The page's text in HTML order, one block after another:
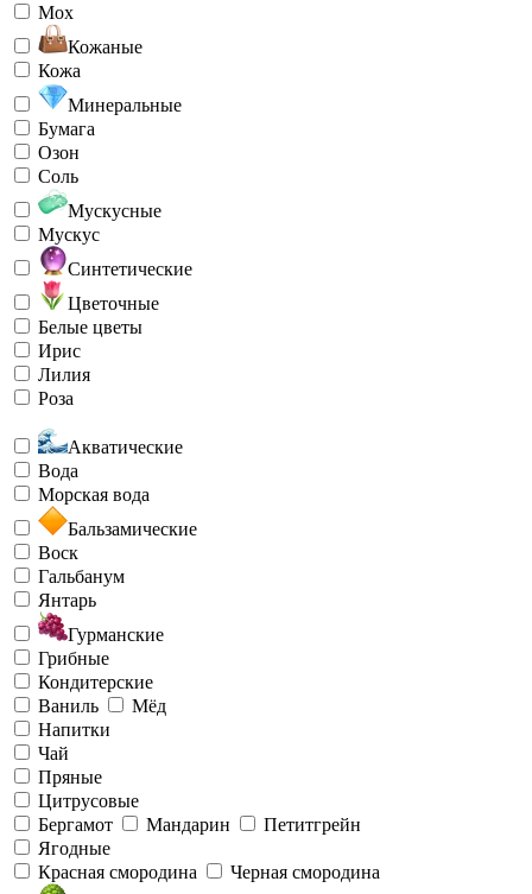
Мох
Кожаные
Кожа
Минеральные
Бумага
Озон
Соль
Мускусные
Мускус
Синтетические
Цветочные
Белые цветы
Ирис
Лилия
Роза
Акватические
Вода
Морская вода
Бальзамические
Воск
Гальбанум
Янтарь
Гурманские
Грибные
Кондитерские
Ваниль
Мёд
Напитки
Чай
Пряные
Цитрусовые
Бергамот
Мандарин
Петитгрейн
Ягодные
Красная смородина
Черная смородина